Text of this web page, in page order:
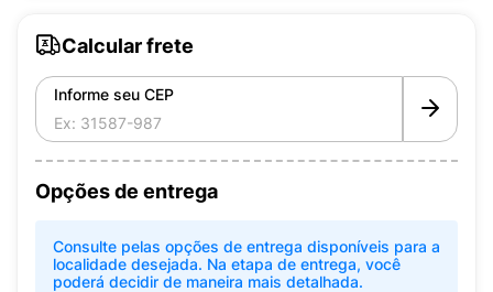
Calcular frete
Informe seu CEP
Opções de entrega
Consulte pelas opções de entrega disponíveis para a
localidade desejada. Na etapa de entrega, você
poderá decidir de maneira mais detalhada.